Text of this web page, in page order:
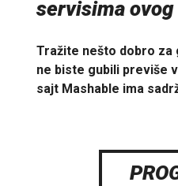
servisima
Tražite nešto dobro za
ne biste gubili previše
sajt Mashable ima